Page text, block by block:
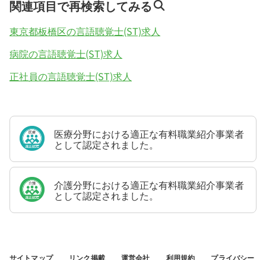
関連項目で再検索してみる
東京都板橋区の言語聴覚士(ST)求人
病院の言語聴覚士(ST)求人
正社員の言語聴覚士(ST)求人
医療分野における適正な有料職業紹介事業者
として認定されました。
介護分野における適正な有料職業紹介事業者
として認定されました。
サイトマップ リンク掲載 運営会社 利用規約 プライバシー